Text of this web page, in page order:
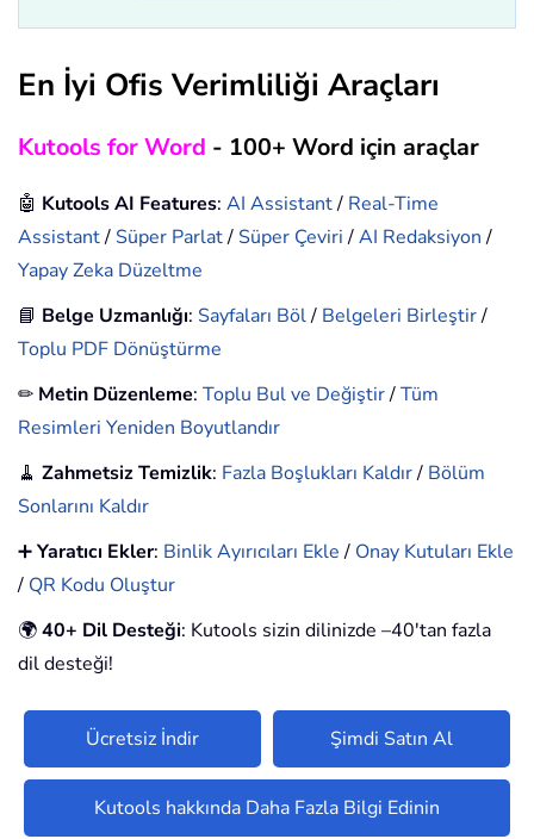
En İyi Ofis Verimliliği Araçları
Kutools for Word - 100+ Word için araçlar
🤖 Kutools AI Features: AI Assistant/ Real-Time
Assistant/ Süper Parlat/ Süper Çeviri/AI Redaksiyon/
Yapay Zeka Düzeltme
📘 Belge Uzmanlığı: Sayfaları Böl/ Belgeleri Birleştir/
Toplu PDF Dönüştürme
✏ Metin Düzenleme: Toplu Bul ve Değiştir/Tüm
Resimleri Yeniden Boyutlandır
🧹 Zahmetsiz Temizlik: Fazla Boşlukları Kaldır/ Bölüm
Sonlarını Kaldır
➕Yaratıcı Ekler: Binlik Ayırıcıları Ekle/ Onay Kutuları Ekle
/ QR Kodu Oluştur
🌍40+ Dil Desteği: Kutools sizin dilinizde –40'tan fazla
dil desteği!
Ücretsiz İndir Şimdi Satın Al
Kutools hakkında Daha Fazla Bilgi Edinin